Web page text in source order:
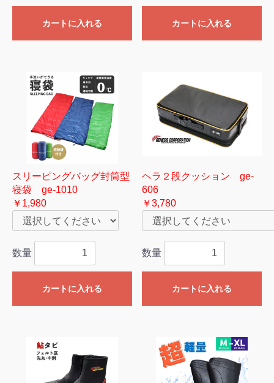
カートに入れる カートに入れる
スリーピングバッグ封筒型
寝袋 ge-1010
￥1,980
数量
カートに入れる
ヘラ２段クッション ge-
606
￥3,780
数量
カートに入れる